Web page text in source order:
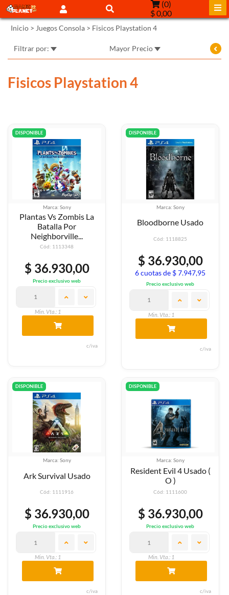
(0)
$ 0,00
Inicio > Juegos Consola > Fisicos Playstation 4
Filtrar por: Mayor Precio
Fisicos Playstation 4
DISPONIBLE
Marca: Sony
Plantas Vs Zombis La
Batalla Por
Neighborville...
Cód: 1113348
$ 36.930,00
Precio exclusivo web
Min. Vta.: 1
c/iva
DISPONIBLE
Marca: Sony
Bloodborne Usado
Cód: 1118825
$ 36.930,00
6 cuotas de $ 7.947,95
Precio exclusivo web
Min. Vta.: 1
c/iva
DISPONIBLE
Marca: Sony
Ark Survival Usado
Cód: 1111916
$ 36.930,00
Precio exclusivo web
Min. Vta.: 1
c/iva
DISPONIBLE
Marca: Sony
Resident Evil 4 Usado (
O )
Cód: 1111600
$ 36.930,00
Precio exclusivo web
Min. Vta.: 1
c/iva